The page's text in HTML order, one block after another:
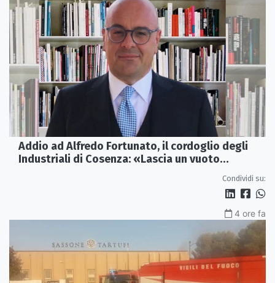
Addio ad Alfredo Fortunato, il cordoglio degli
Industriali di Cosenza: «Lascia un vuoto
Condividi su:
4 ore fa